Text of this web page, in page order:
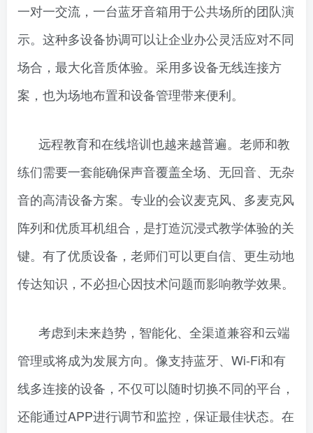
一对一交流，一台蓝牙音箱用于公共场所的团队演
示。这种多设备协调可以让企业办公灵活应对不同
场合，最大化音质体验。采用多设备无线连接方
案，也为场地布置和设备管理带来便利。
远程教育和在线培训也越来越普遍。老师和教
练们需要一套能确保声音覆盖全场、无回音、无杂
音的高清设备方案。专业的会议麦克风、多麦克风
阵列和优质耳机组合，是打造沉浸式教学体验的关
键。有了优质设备，老师们可以更自信、更生动地
传达知识，不必担心因技术问题而影响教学效果。
考虑到未来趋势，智能化、全渠道兼容和云端
管理或将成为发展方向。像支持蓝牙、Wi-Fi和有
线多连接的设备，不仅可以随时切换不同的平台，
还能通过APP进行调节和监控，保证最佳状态。在